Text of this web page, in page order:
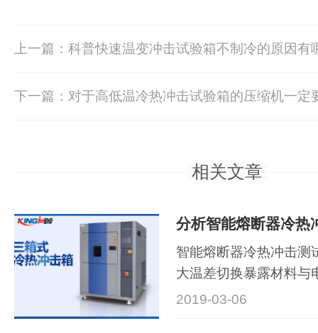
上一篇：科普快速温变冲击试验箱不制冷的原因有
下一篇：对于高低温冷热冲击试验箱的压缩机一定
相关文章
分析智能熔断器冷热
智能熔断器冷热冲击测
大温差切换暴露材料与
陷，确···
2019-03-06